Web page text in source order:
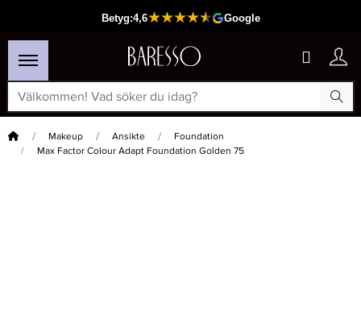
Hem Makeup Ansikte
Foundation
Max Factor Colour Adapt Foundation Golden 75